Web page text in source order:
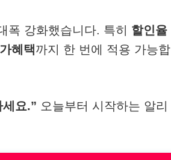
폭 강화했습니다. 특히 할인율
혜택까지 한 번에 적용 가능합
요.” 오늘부터 시작하는 알리